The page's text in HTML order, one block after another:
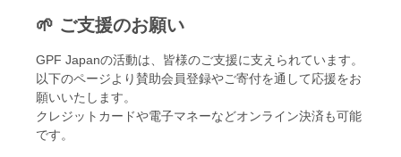
🌱 ご支援のお願い
GPF Japanの活動は、皆様のご支援に支えられています。
以下のページより賛助会員登録やご寄付を通して応援をお
願いいたします。
クレジットカードや電子マネーなどオンライン決済も可能
です。